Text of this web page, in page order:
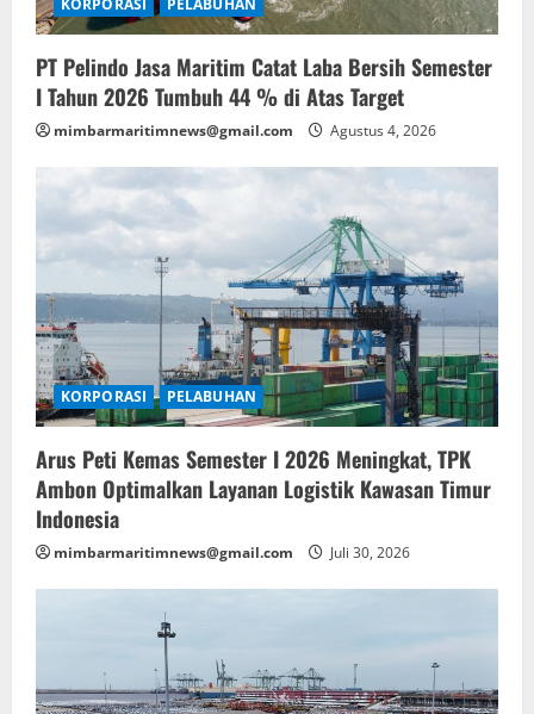
KORPORASI PELABUHAN
PT Pelindo Jasa Maritim Catat Laba Bersih Semester
I Tahun 2026 Tumbuh 44 % di Atas Target
mimbarmaritimnews@gmail.com Agustus 4, 2026
KORPORASI PELABUHAN
Arus Peti Kemas Semester I 2026 Meningkat, TPK
Ambon Optimalkan Layanan Logistik Kawasan Timur
Indonesia
mimbarmaritimnews@gmail.com Juli 30, 2026